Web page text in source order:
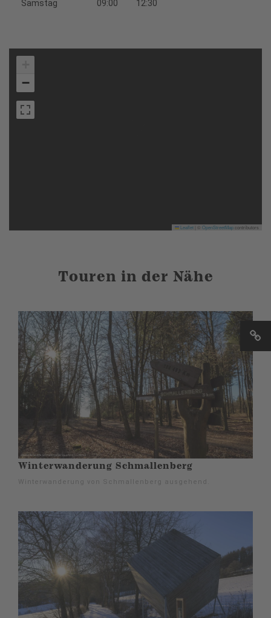
Samstag 09:00 12:30
−
Leaflet OpenStreetMapcontributors
Touren in der Nähe
Winterwanderung Schmallenberg
Winterwanderung von Schmallenberg ausgehend.